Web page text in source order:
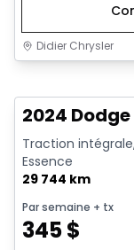
Didier Chrysler
2024
Traction
Essence
29 744 km
Par semaine + tx
345$